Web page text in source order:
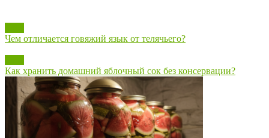
Чем отличается говяжий язык от телячьего?
Как хранить домашний яблочный сок без консервации?